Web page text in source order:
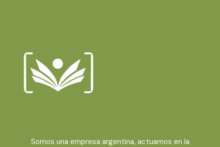
Somos una empresa argentina, actuamos en la